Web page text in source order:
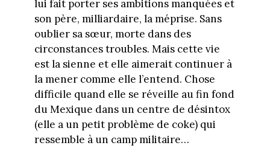
lui fait porter ses ambitions manquées et
son père, milliardaire, la méprise. Sans
oublier sa sœur, morte dans des
circonstances troubles. Mais cette vie
est la sienne et elle aimerait continuer à
la mener comme elle l’entend. Chose
difficile quand elle se réveille au fin fond
du Mexique dans un centre de désintox
(elle a un petit problème de coke) qui
ressemble à un camp militaire…